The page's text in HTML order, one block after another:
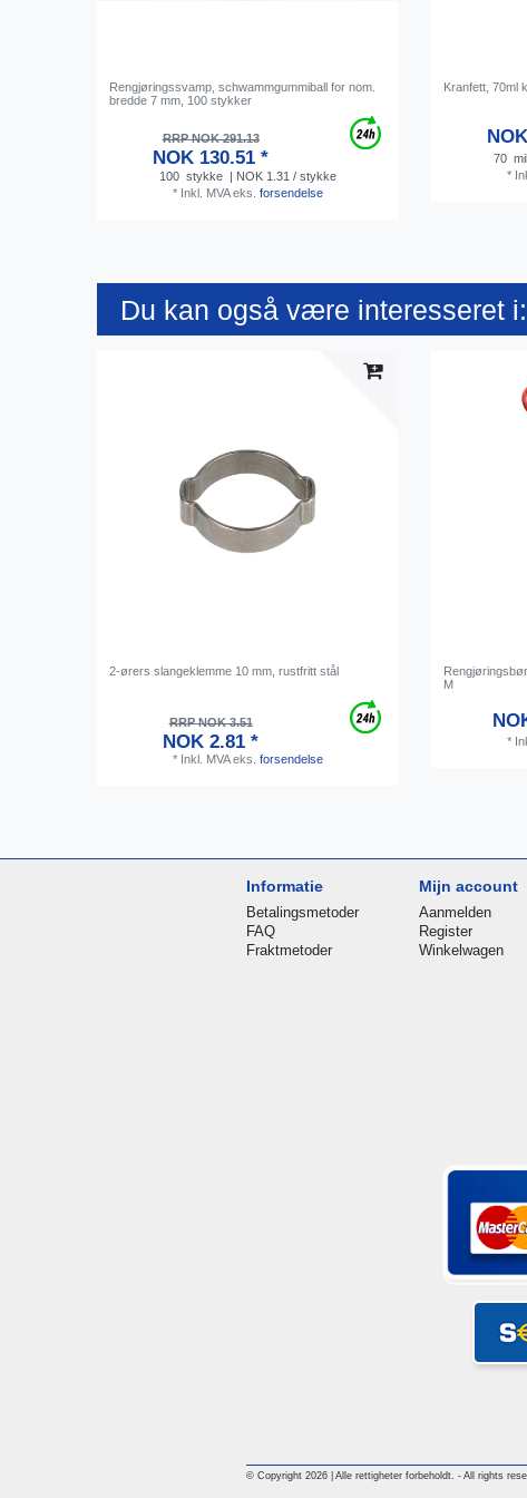
Rengjøringssvamp, schwammgummiball for nom.
bredde 7 mm, 100 stykker
RRP NOK 291.13
NOK 130.51 *
100 stykke
| NOK 1.31 / stykke
* Inkl. MVAeks. forsendelse
Kranfett, 70ml
70
*
Du kan også være interesseret i:
2-ørers slangeklemme 10 mm, rustfritt stål
RRP NOK 3.51
NOK 2.81 *
* Inkl. MVAeks. forsendelse
M
*
Informatie
Betalingsmetoder
FAQ
Fraktmetoder
Mijn account
Aanmelden
Register
Winkelwagen
© Copyright 2026 | Alle rettigheter forbeholdt. - All rights